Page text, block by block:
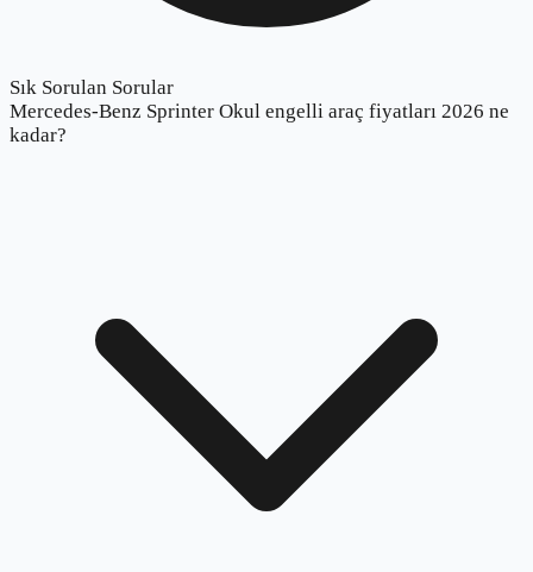
Sık Sorulan Sorular
Mercedes-Benz Sprinter Okul engelli araç fiyatları 2026 ne
kadar?